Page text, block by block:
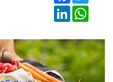
LinkedIn